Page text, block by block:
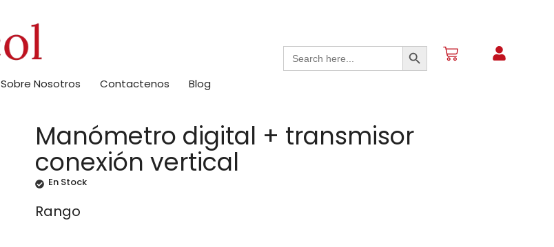
Sobre Nosotros Contactenos Blog
Search
for:
Search Button
Manómetro digital + transmisor
conexión vertical
En Stock
Rango